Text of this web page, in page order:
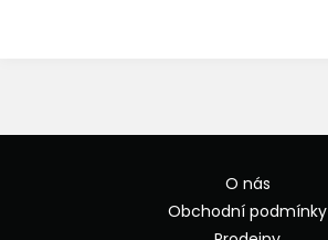
O nás
Obchodní podmínky